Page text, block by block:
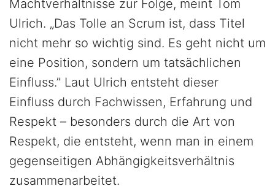
Machtverhältnisse zur Folge, meint Tom
Ulrich. „Das Tolle an Scrum ist, dass Titel
nicht mehr so wichtig sind. Es geht nicht um
eine Position, sondern um tatsächlichen
Einfluss.” Laut Ulrich entsteht dieser
Einfluss durch Fachwissen, Erfahrung und
Respekt – besonders durch die Art von
Respekt, die entsteht, wenn man in einem
gegenseitigen Abhängigkeitsverhältnis
zusammenarbeitet.